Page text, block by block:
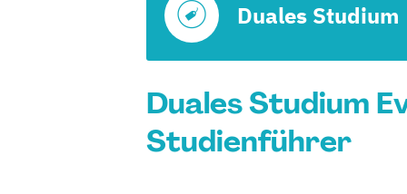
Duales Studium
Duales Studium
Studienführer